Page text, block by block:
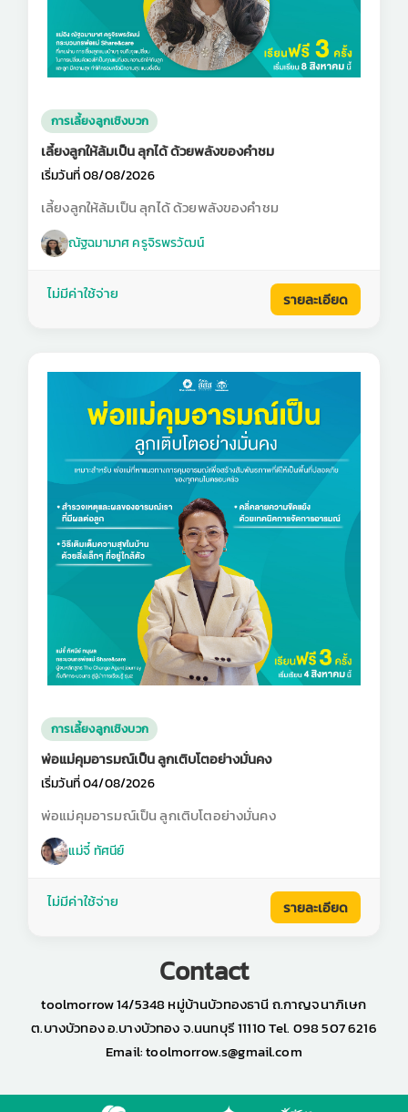
การเลี้ยงลูกเชิงบวก
เลี้ยงลูกให้ล้มเป็น ลุกได้ ด้วยพลังของคำชม
เริ่มวันที่ 08/08/2026
เลี้ยงลูกให้ล้มเป็น ลุกได้ ด้วยพลังของคำชม
ณัฐฉมามาศ ครูจิรพรวัฒน์
ไม่มีค่าใช้จ่าย รายละเอียด
การเลี้ยงลูกเชิงบวก
พ่อแม่คุมอารมณ์เป็น ลูกเติบโตอย่างมั่นคง
เริ่มวันที่ 04/08/2026
พ่อแม่คุมอารมณ์เป็น ลูกเติบโตอย่างมั่นคง
แม่จี๋ ทัศนีย์
ไม่มีค่าใช้จ่าย รายละเอียด
Contact
toolmorrow 14/5348 หมู่บ้านบัวทองธานี ถ.กาญจนาภิเษก
ต.บางบัวทอง อ.บางบัวทอง จ.นนทบุรี 11110 Tel. 098 507 6216
Email: toolmorrow.s@gmail.com